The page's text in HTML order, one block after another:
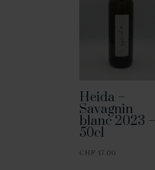
Heida –
Savagnin
blanc 2023 –
50cl
CHF 17.00